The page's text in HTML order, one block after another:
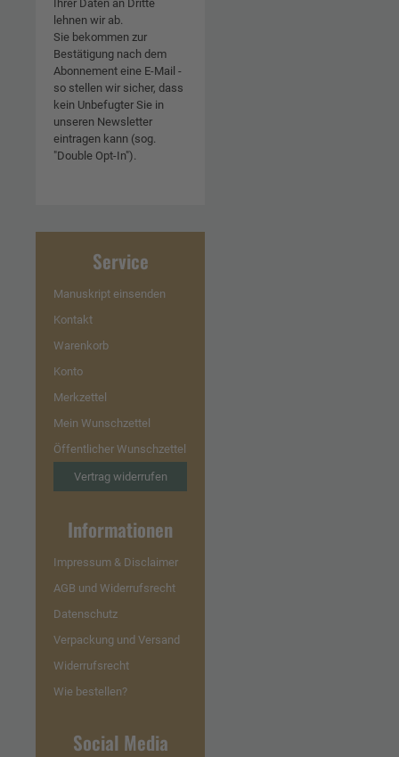
Ihrer Daten an Dritte
lehnen wir ab.
Sie bekommen zur
Bestätigung nach dem
Abonnement eine E-Mail -
so stellen wir sicher, dass
kein Unbefugter Sie in
unseren Newsletter
eintragen kann (sog.
"Double Opt-In").
Service
Manuskript einsenden
Kontakt
Warenkorb
Konto
Merkzettel
Mein Wunschzettel
Öffentlicher Wunschzettel
Vertrag widerrufen
Informationen
Impressum & Disclaimer
AGB und Widerrufsrecht
Datenschutz
Verpackung und Versand
Widerrufsrecht
Wie bestellen?
Social Media